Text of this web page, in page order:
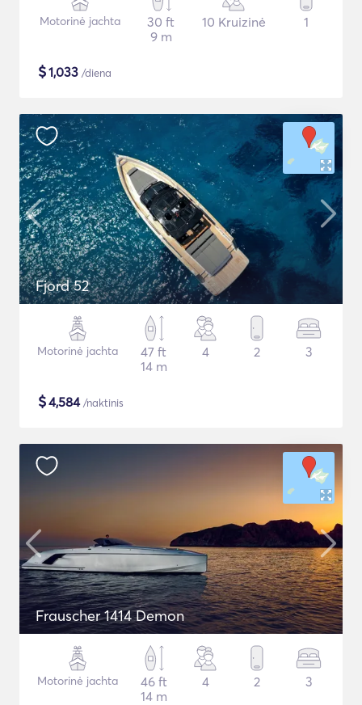
Motorinė jachta
30 ft
9 m
10 Kruizinė 1
$1,033 /diena
Fjord 52
Motorinė jachta
47 ft
14 m
4 2 3
$4,584/naktinis
Frauscher 1414 Demon
Motorinė jachta
46 ft
14 m
4 2 3